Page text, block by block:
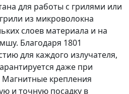
для работы с грилями или
из микроволокна
слоев материала и на
Благодаря 1801
для каждого излучателя,
даже при
Магнитные крепления
и точную посадку в